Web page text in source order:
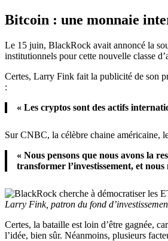
Bitcoin : une monnaie
Le 15 juin, BlackRock avait annoncé la
institutionnels pour cette nouvelle classe
Certes, Larry Fink fait la publicité de son
:
« Les cryptos sont des actifs
Sur CNBC, la célèbre chaine américaine,
« Nous pensons que nous avons la
transformer l’investissement, et nous
Larry Fink, patron du fond
Certes, la bataille est loin d’être gagnée, car
l’idée, bien sûr. Néanmoins, plusieurs